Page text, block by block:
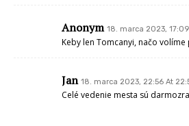
Anonym 18. marca 2023,
Keby len Tomcanyi, načo volíme
Jan 18. marca 2023, 22:56 At
Celé vedenie mesta sú